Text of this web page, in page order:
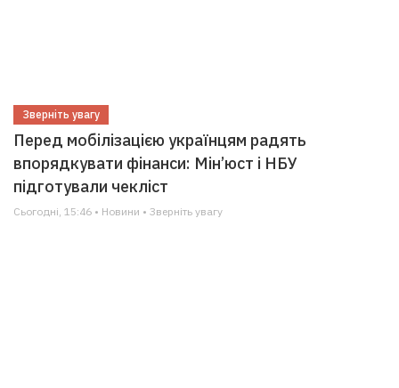
Зверніть увагу
Перед мобілізацією українцям радять
впорядкувати фінанси: Мін’юст і НБУ
підготували чекліст
Сьогодні, 15:46 • Новини • Зверніть увагу